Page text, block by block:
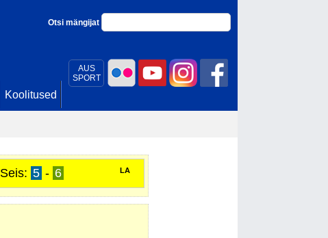
AUS
SPORT
Otsi mängijat
Koolitused
LA
Seis: 5 - 6